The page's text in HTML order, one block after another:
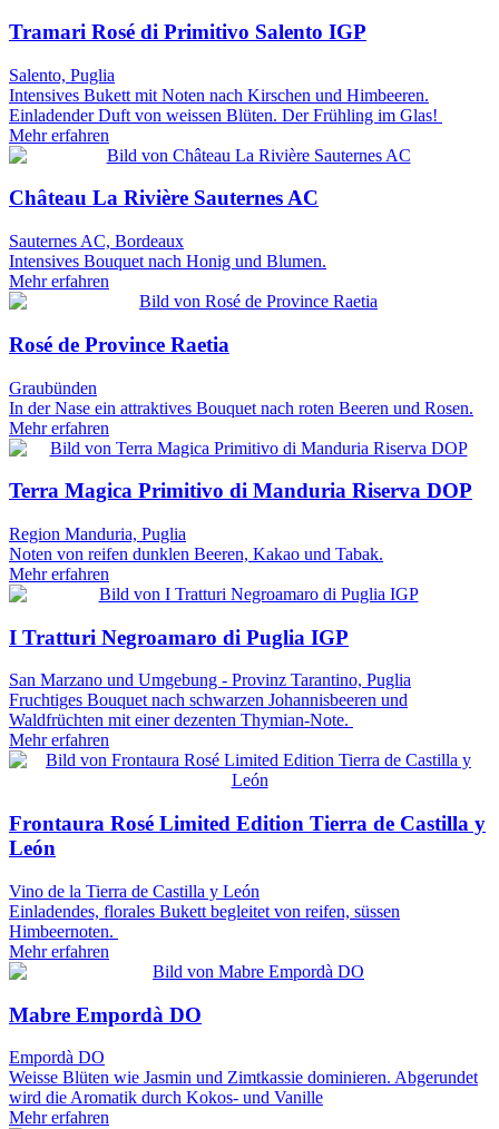
Tramari Rosé di Primitivo Salento IGP
Salento, Puglia
Intensives Bukett mit Noten nach Kirschen und Himbeeren.
Einladender Duft von weissen Blüten. Der Frühling im Glas!
Mehr erfahren
Château La Rivière Sauternes AC
Sauternes AC, Bordeaux
Intensives Bouquet nach Honig und Blumen.
Mehr erfahren
Rosé de Province Raetia
Graubünden
In der Nase ein attraktives Bouquet nach roten Beeren und Rosen.
Mehr erfahren
Terra Magica Primitivo di Manduria Riserva DOP
Region Manduria, Puglia
Noten von reifen dunklen Beeren, Kakao und Tabak.
Mehr erfahren
I Tratturi Negroamaro di Puglia IGP
San Marzano und Umgebung - Provinz Tarantino, Puglia
Fruchtiges Bouquet nach schwarzen Johannisbeeren und
Waldfrüchten mit einer dezenten Thymian-Note.
Mehr erfahren
Frontaura Rosé Limited Edition Tierra de Castilla y
León
Vino de la Tierra de Castilla y León
Einladendes, florales Bukett begleitet von reifen, süssen
Himbeernoten.
Mehr erfahren
Mabre Empordà DO
Empordà DO
Weisse Blüten wie Jasmin und Zimtkassie dominieren. Abgerundet
wird die Aromatik durch Kokos- und Vanille
Mehr erfahren